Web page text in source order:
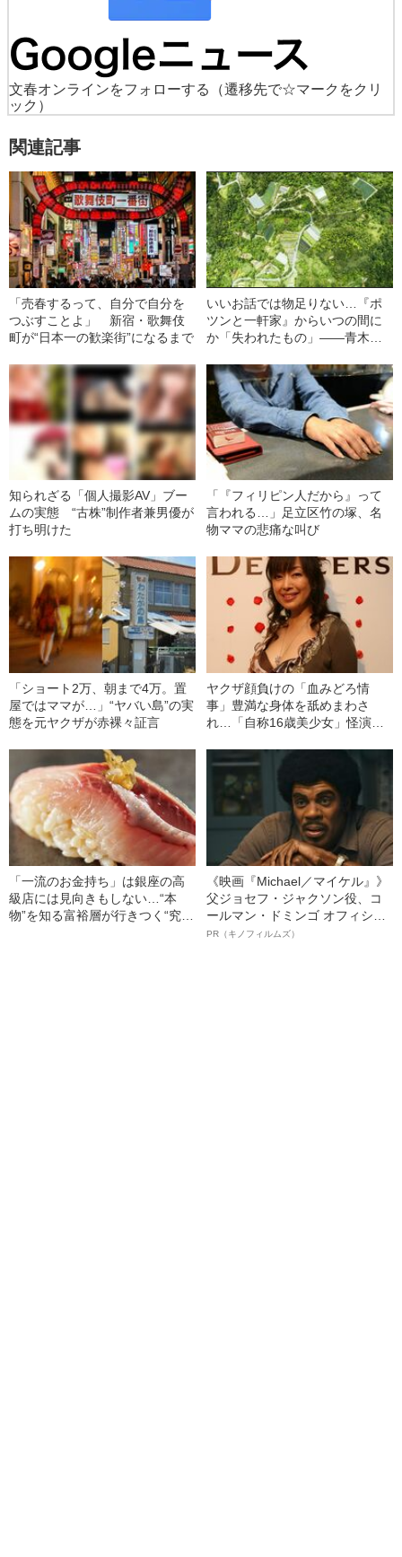
文春オンラインをフォローする
（遷移先で☆マークをクリ
ック）
関連記事
「売春するって、自分で自分を
つぶすことよ」 新宿・歌舞伎
町が“日本一の歓楽街”になるまで
いいお話では物足りない…『ポ
ツンと一軒家』からいつの間に
か「失われたもの」――青木る
知られざる「個人撮影AV」ブー
ムの実態 “古株”制作者兼男優が
打ち明けた
「『フィリピン人だから』って
言われる…」足立区竹の塚、名
物ママの悲痛な叫び
「ショート2万、朝まで4万。置
屋ではママが…」“ヤバい島”の実
態を元ヤクザが赤裸々証言
ヤクザ顔負けの「血みどろ情
事」豊満な身体を舐めまわさ
れ…「自称16歳美少女」怪演
ぎる“熟れ方”
「一流のお金持ち」は銀座の高
級店には見向きもしない…“本
物”を知る富裕層が行きつく“究極
《映画『Michael／マイケル』》
父ジョセフ・ジャクソン役、コ
ールマン・ドミンゴ オフィシャ
ルインタビュー“観客を魅了した
PR（キノフィルムズ）